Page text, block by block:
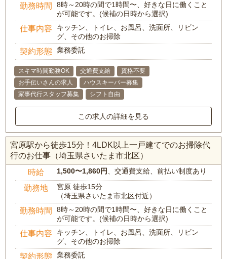
勤務時間
8時～20時の間で1時間〜、好きな日に働くこと
が可能です。(候補の日時から選択)
仕事内容
キッチン、トイレ、お風呂、洗面所、リビン
グ、その他のお掃除
契約形態 業務委託
スキマ時間勤務OK 交通費支給
資格不要
お手伝いさんの求人
ハウスキーパー募集
家事代行スタッフ募集
シフト自由
この求人の詳細を見る
宮原駅から徒歩15分！4LDK以上一戸建てでのお掃除代
行のお仕事（埼玉県さいたま市北区）
時給 1,500〜1,860円 、交通費支給、前払い制度あり
勤務地
宮原 徒歩15分
（埼玉県さいたま市北区付近）
勤務時間
8時～20時の間で1時間〜、好きな日に働くこと
が可能です。(候補の日時から選択)
仕事内容
キッチン、トイレ、お風呂、洗面所、リビン
グ、その他のお掃除
契約形態 業務委託